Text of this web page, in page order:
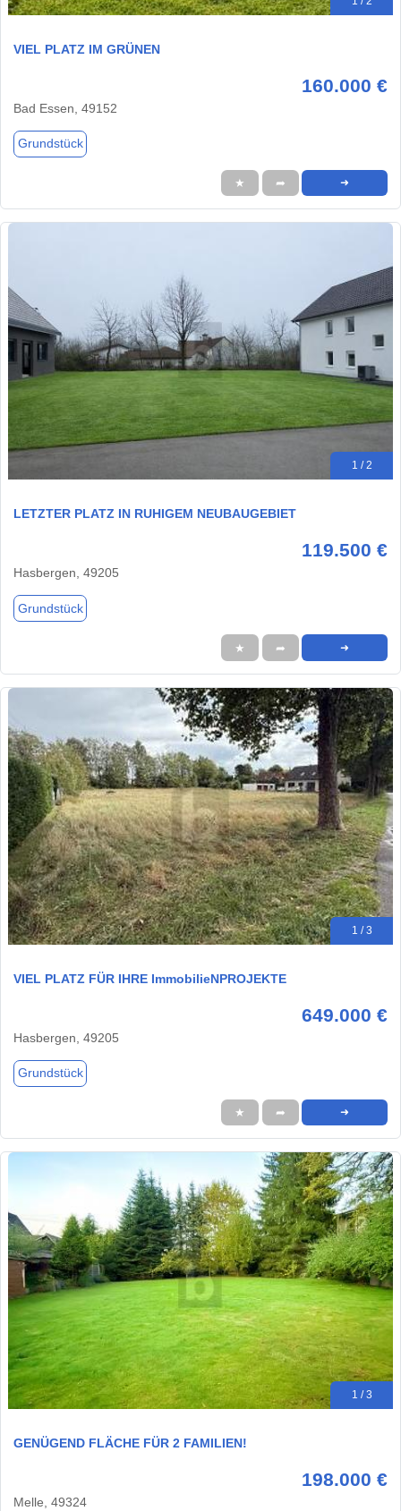
VIEL PLATZ IM GRÜNEN
160.000 €
Bad Essen, 49152
Grundstück
★ ➦ ➜
1 / 2
LETZTER PLATZ IN RUHIGEM NEUBAUGEBIET
119.500 €
Hasbergen, 49205
Grundstück
★ ➦ ➜
1 / 3
VIEL PLATZ FÜR IHRE ImmobilieNPROJEKTE
649.000 €
Hasbergen, 49205
Grundstück
★ ➦ ➜
1 / 3
GENÜGEND FLÄCHE FÜR 2 FAMILIEN!
198.000 €
Melle, 49324